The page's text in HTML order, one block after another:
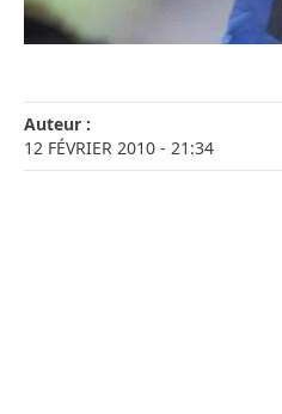
Auteur :
12 FÉVRIER 2010 - 21:34